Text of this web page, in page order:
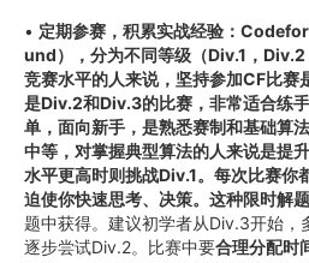
• 定期参赛，积累实战经验：
und），分为不同等级（Div.1，
竞赛水平的人来说，坚持参加CF比赛
是Div.2和Div.3的比赛，非常适合练
单，面向新手，是熟悉赛制和基础算
中等，对掌握典型算法的人来说是提
水平更高时则挑战Div.1。每次比赛你
迫使你快速思考、决策。这种限时解题
题中获得。建议初学者从Div.3开始，
逐步尝试Div.2。比赛中要合理分配时